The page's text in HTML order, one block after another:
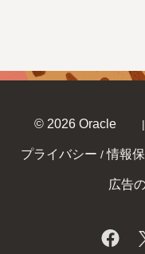
© 2026 Oracle |
プライバシー / 情報
広告